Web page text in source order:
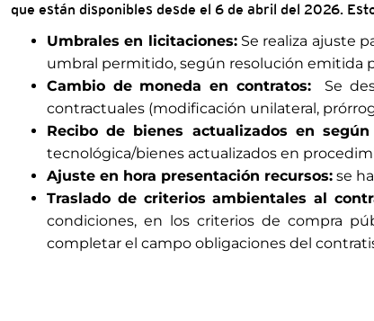
que están disponibles desde el 6 de abril del 2026.
Umbrales en licitaciones:Se realiza ajuste
umbral permitido, según resolución emitida
Cambio de moneda en contratos:Se
contractuales (modificación unilateral,
Recibo de bienes actualizados en según
tecnológica/bienes actualizados en
Ajuste en hora presentación recursos: se
Traslado de criterios ambientales al
condiciones, en los criterios de compra
completar el campo obligaciones del